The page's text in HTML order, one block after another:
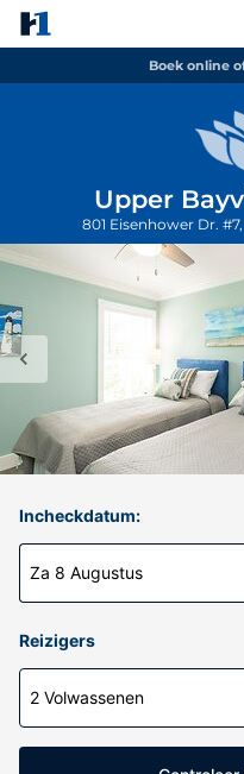
Boek online
Upper
801 Eisenhower Dr.
Incheckdatum:
Za 8 Augustus
Reizigers
2 Volwassenen